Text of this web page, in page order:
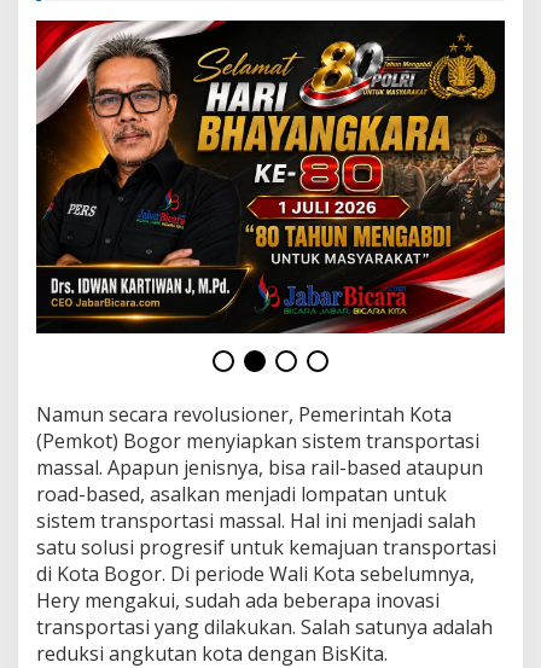
s
p
o
r
t
a
i
Namun secara revolusioner, Pemerintah Kota
(Pemkot) Bogor menyiapkan sistem transportasi
massal. Apapun jenisnya, bisa rail-based ataupun
road-based, asalkan menjadi lompatan untuk
sistem transportasi massal. Hal ini menjadi salah
satu solusi progresif untuk kemajuan transportasi
di Kota Bogor. Di periode Wali Kota sebelumnya,
Hery mengakui, sudah ada beberapa inovasi
transportasi yang dilakukan. Salah satunya adalah
reduksi angkutan kota dengan BisKita.